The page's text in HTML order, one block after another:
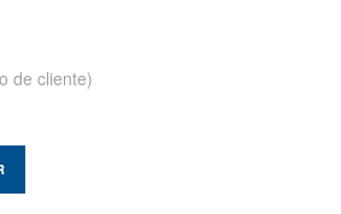
de cliente)